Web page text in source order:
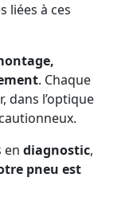
liées à ces
. Chaque
dans l’optique
en diagnostic,
pneu est